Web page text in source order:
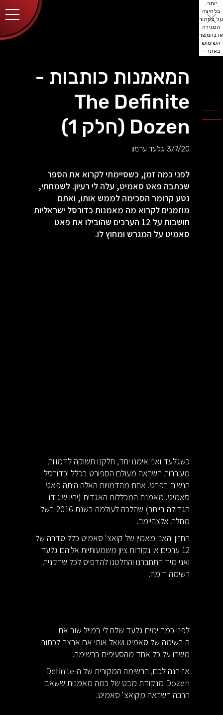
יותר.
בלחיצה
על כפתור
הסגירה
או בהמשך
השימוש
באתר –
המאמנות כותבות -
The Definite
Dozen (חלק 1)
3/7/20 גלעד ערמון
לפני כמה זמן, כשסיימתי לקרוא את הספר
שכתבה פאט סאמיט, עלה לי רעיון. לשמחתי,
נטע קרומר הסכימה לממש אותו, ואתם
מוזמנים לקרוא מה מאמנות כדורסל ישראליות
חושבות על 12 הערכים שהובילו את פאט
סאמיט על המגרש ומחוץ לו.
כשגלעד ואני אימנו יחד, חלקנו תשוקה לדמויות
מעוררות השראה מעולם הספורט בכלל וכדורסל
הנשים בפרט. אחת מהדמויות האלה היתה פאט
סאמיט. מאמנת המכללות האגדית (יהיו שיגידו
הגדולה ביותר) שהלכה לעולמה בשנת 2016 בשל
מחלת אלצהיימר.
החזון והאני מאמין של קואצ' סאמיט כלל סדרה של
12 ערכים או נקודות ציון משמעותיות אליהם גלעד
ואני מיד התחברנו והחלטנו להדפיס לכל שחקנית
רשימה דומה.
לפני כמה ימים גלעד שלח לי במייל שוב את
ה-רשימה של סאמיט ושאל אותי אם ארצה לכתוב
משהו על כל אחד מהסעיפים ברשימה.
אז הנה לכם, הרשימה המקורית של ה-Definite
Dozen מנקודת מבט של כמה מאמנות ששאבו
הרבה השראה מקואצ' סאמיט.